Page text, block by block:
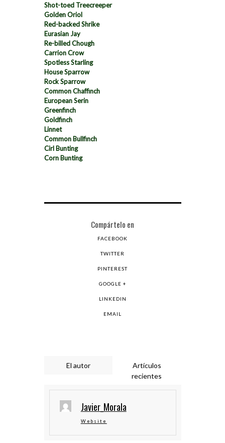
Shot-toed Treecreeper
Golden Oriol
Red-backed Shrike
Eurasian Jay
Re-billed Chough
Carrion Crow
Spotless Starling
House Sparrow
Rock Sparrow
Common Chaffinch
European Serin
Greenfinch
Goldfinch
Linnet
Common Bullfinch
Cirl Bunting
Corn Bunting
Compártelo en
FACEBOOK
TWITTER
PINTEREST
GOOGLE +
LINKEDIN
EMAIL
El autor
Artículos
recientes
Javier_Morala
Website